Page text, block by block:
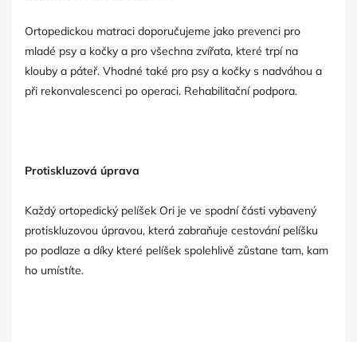
Ortopedickou matraci doporučujeme jako prevenci pro
mladé psy a kočky a pro všechna zvířata, které trpí na
klouby a páteř. Vhodné také pro psy a kočky s nadváhou a
při rekonvalescenci po operaci. Rehabilitační podpora.
Protiskluzová úprava
Každý ortopedický pelíšek Ori je ve spodní části vybavený
protiskluzovou úpravou, která zabraňuje cestování pelíšku
po podlaze a díky které pelíšek spolehlivě zůstane tam, kam
ho umístíte.